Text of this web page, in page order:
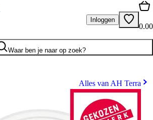
Inloggen
0.00
Waar ben je naar op zoek?
Alles van AH Terra